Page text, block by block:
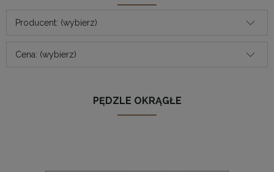
Producent: (wybierz)
Cena: (wybierz)
PĘDZLE OKRĄGŁE